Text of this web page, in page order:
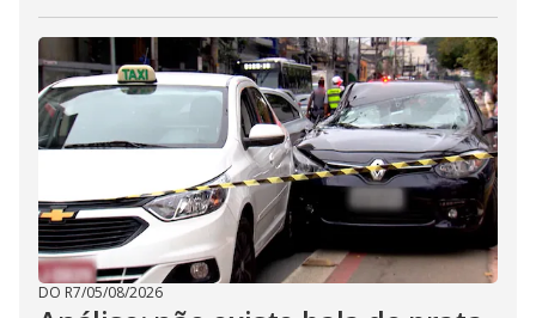
DO R7/05/08/2026